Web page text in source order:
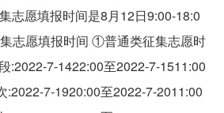
志愿填报时间是8月12日9:00-18:0
志愿填报时间 ①普通类征集志愿时
:2022-7-1422:00至2022-7-1511:00
:2022-7-1920:00至2022-7-2011:00